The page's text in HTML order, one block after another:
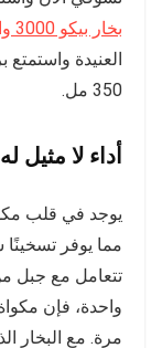
بخار بيكو 3000 وات
العنيدة واستمتع
350 مل.
أداء لا مثيل له
مما يوفر
تتعامل مع جبل
واحدة، فإن